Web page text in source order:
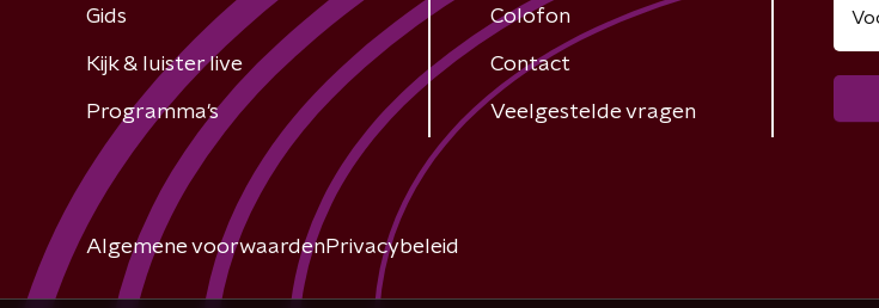
Gids
Kijk & luister live
Programma's
Colofon
Contact
Veelgestelde vragen
Algemene voorwaardenPrivacybeleid